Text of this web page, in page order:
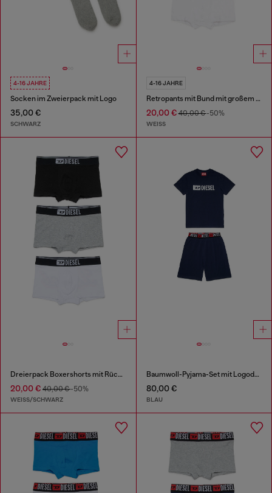
4-16 JAHRE
Socken im Zweierpack mit Logo
35,00 €
SCHWARZ
4-16 JAHRE
Retropants mit Bund mit großem Logo
20,00 €40,00 €-50%
WEISS
Dreierpack Boxershorts mit Rückenaufdruck
20,00 € 40,00 €-50%
WEISS/SCHWARZ
Baumwoll-Pyjama-Set mit Logodetails
80,00 €
BLAU